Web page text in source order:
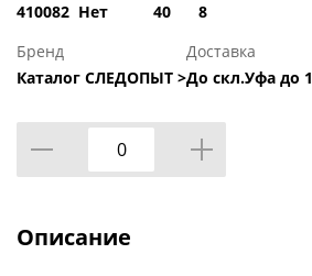
410082 Нет
40
8
Бренд
Каталог СЛЕДОПЫТ >
Доставка
До скл.Уфа до
Описание